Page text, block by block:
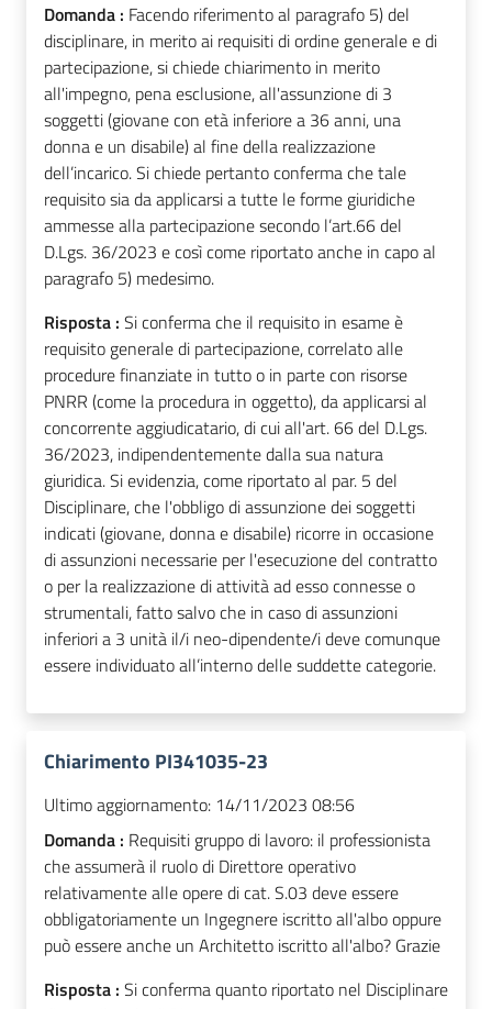
Domanda : Facendo riferimento al paragrafo 5) del
disciplinare, in merito ai requisiti di ordine generale e di
partecipazione, si chiede chiarimento in merito
all'impegno, pena esclusione, all'assunzione di 3
soggetti (giovane con età inferiore a 36 anni, una
donna e un disabile) al fine della realizzazione
dell’incarico. Si chiede pertanto conferma che tale
requisito sia da applicarsi a tutte le forme giuridiche
ammesse alla partecipazione secondo l’art.66 del
D.Lgs. 36/2023 e così come riportato anche in capo al
paragrafo 5) medesimo.
Risposta : Si conferma che il requisito in esame è
requisito generale di partecipazione, correlato alle
procedure finanziate in tutto o in parte con risorse
PNRR (come la procedura in oggetto), da applicarsi al
concorrente aggiudicatario, di cui all'art. 66 del D.Lgs.
36/2023, indipendentemente dalla sua natura
giuridica. Si evidenzia, come riportato al par. 5 del
Disciplinare, che l'obbligo di assunzione dei soggetti
indicati (giovane, donna e disabile) ricorre in occasione
di assunzioni necessarie per l'esecuzione del contratto
o per la realizzazione di attività ad esso connesse o
strumentali, fatto salvo che in caso di assunzioni
inferiori a 3 unità il/i neo-dipendente/i deve comunque
essere individuato all’interno delle suddette categorie.
Chiarimento PI341035-23
Ultimo aggiornamento: 14/11/2023 08:56
Domanda : Requisiti gruppo di lavoro: il professionista
che assumerà il ruolo di Direttore operativo
relativamente alle opere di cat. S.03 deve essere
obbligatoriamente un Ingegnere iscritto all'albo oppure
può essere anche un Architetto iscritto all'albo? Grazie
Risposta : Si conferma quanto riportato nel Disciplinare